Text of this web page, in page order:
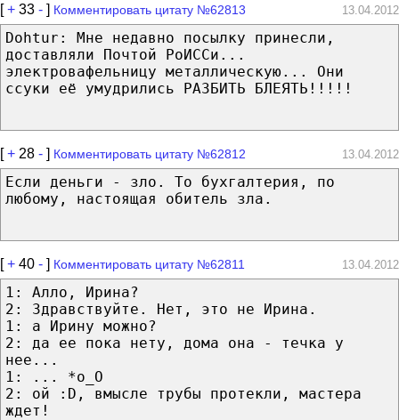
[+ 33 - ] Комментировать цитату №62813 13.04.2012
Dohtur: Мне недавно посылку принесли,
доставляли Почтой РоИССи...
электровафельницу металлическую... Они
ссуки её умудрились РАЗБИТЬ БЛЕЯТЬ!!!!!
[+ 28 - ] Комментировать цитату №62812 13.04.2012
Если деньги - зло. То бухгалтерия, по
любому, настоящая обитель зла.
[+ 40 - ] Комментировать цитату №62811 13.04.2012
1: Алло, Ирина?
2: Здравствуйте. Нет, это не Ирина.
1: а Ирину можно?
2: да ее пока нету, дома она - течка у
нее...
1: ... *о_О
2: ой :D, вмысле трубы протекли, мастера
ждет!